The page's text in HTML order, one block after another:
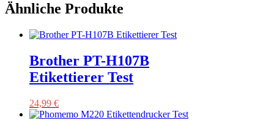
Ähnliche Produkte
Brother PT-H107B
Etikettierer Test
24,99 €